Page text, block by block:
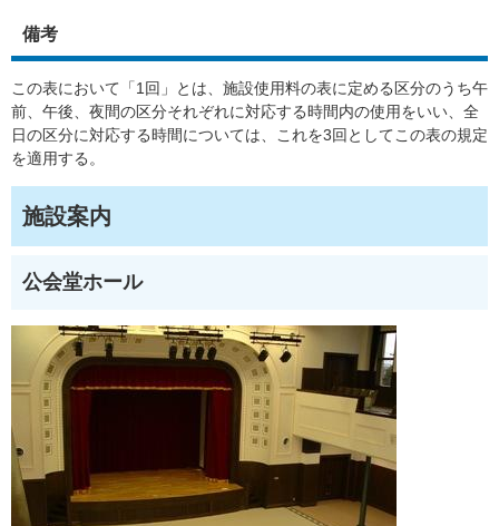
備考
この表において「1回」とは、施設使用料の表に定める区分のうち午
前、午後、夜間の区分それぞれに対応する時間内の使用をいい、全
日の区分に対応する時間については、これを3回としてこの表の規定
を適用する。
施設案内
公会堂ホール